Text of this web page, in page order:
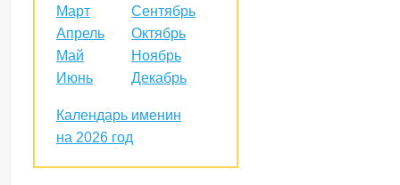
Март
Апрель
Май
Июнь
Сентябрь
Октябрь
Ноябрь
Декабрь
Календарь именин
на 2026 год